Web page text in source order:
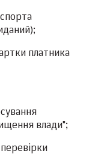
платника
влади";